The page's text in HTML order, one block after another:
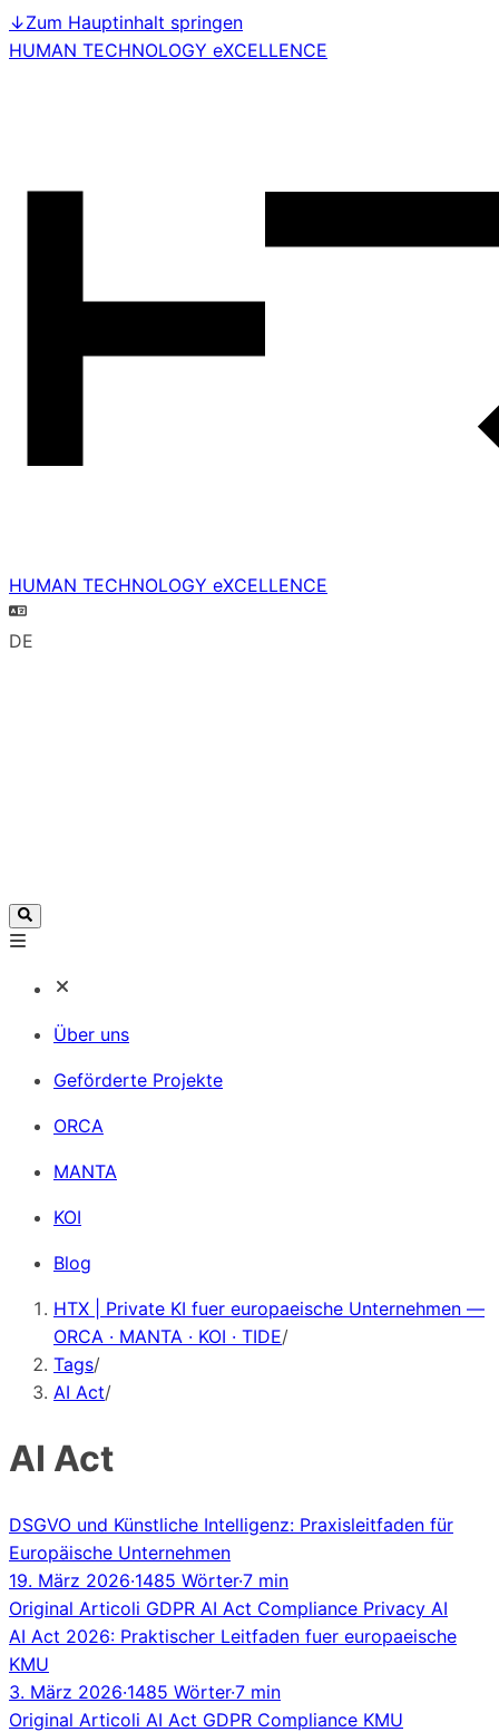
↓Zum Hauptinhalt springen
HUMAN TECHNOLOGY eXCELLENCE
HUMAN TECHNOLOGY eXCELLENCE
DE
Über uns
Geförderte Projekte
ORCA
MANTA
KOI
Blog
HTX | Private KI fuer europaeische Unternehmen —
ORCA · MANTA · KOI · TIDE/
Tags/
AI Act/
AI Act
DSGVO und Künstliche Intelligenz: Praxisleitfaden für
Europäische Unternehmen
19. März 2026·1485 Wörter·7 min
Original Articoli GDPR AI Act Compliance Privacy AI
AI Act 2026: Praktischer Leitfaden fuer europaeische
KMU
3. März 2026·1485 Wörter·7 min
Original Articoli AI Act GDPR Compliance KMU